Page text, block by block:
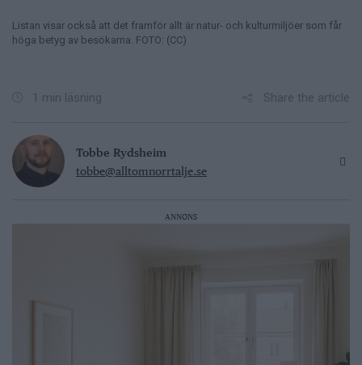
Listan visar också att det framför allt är natur- och kulturmiljöer som får
höga betyg av besökarna. FOTO: (CC)
1 min läsning Share the article
Tobbe Rydsheim
tobbe@alltomnorrtalje.se
ANNONS